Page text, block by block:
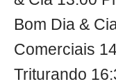
Bom Dia &
Comerciais
Triturando